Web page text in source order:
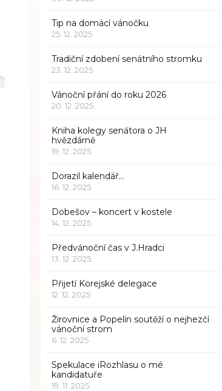
Tip na domácí vánočku
25. 12. 2025
Tradiční zdobení senátního stromku
23. 12. 2025
Vánoční přání do roku 2026
20. 12. 2025
Kniha kolegy senátora o JH
hvězdárně
19. 12. 2025
Dorazil kalendář…
16. 12. 2025
Dobešov – koncert v kostele
14. 12. 2025
Předvánoční čas v J.Hradci
13. 12. 2025
Přijetí Korejské delegace
12. 12. 2025
Žirovnice a Popelín soutěží o nejhezčí
vánoční strom
6. 12. 2025
Spekulace iRozhlasu o mé
kandidatuře
19. 11. 2025